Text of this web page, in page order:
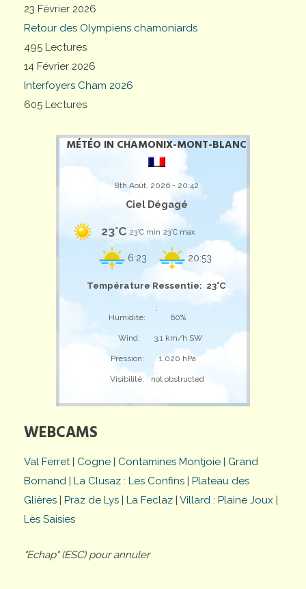
23 Février 2026
Retour des Olympiens chamoniards
495 Lectures
14 Février 2026
Interfoyers Cham 2026
605 Lectures
MÉTÉO IN CHAMONIX-MONT-BLANC
8th Août, 2026 - 20:42
Ciel Dégagé
23°C 23°C min 23°C max
6:23 20:53
Température Ressentie: 23°C
;
Humidité:
60%
Wind: 3,1 km/h SW
Pression: 1.020 hPa
Visibilité: not obstructed
WEBCAMS
Val Ferret| Cogne | Contamines Montjoie | Grand
Bornand | La Clusaz : Les Confins | Plateau des
Glières | Praz de Lys | La Feclaz | Villard : Plaine Joux |
Les Saisies
"Echap" (ESC) pour annuler